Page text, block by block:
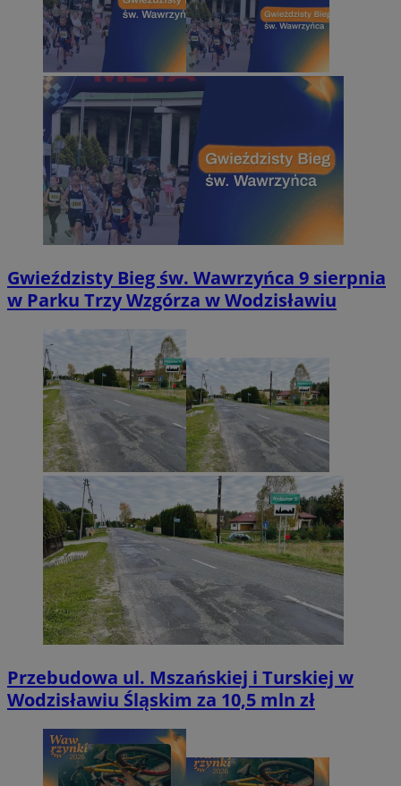
Gwieździsty Bieg św. Wawrzyńca 9 sierpnia
w Parku Trzy Wzgórza w Wodzisławiu
Przebudowa ul. Mszańskiej i Turskiej w
Wodzisławiu Śląskim za 10,5 mln zł